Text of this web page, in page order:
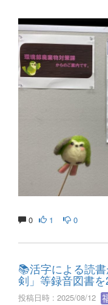
0 1 0
📚活字による読
剣」等録音図書
投稿日時 : 2025/08/12